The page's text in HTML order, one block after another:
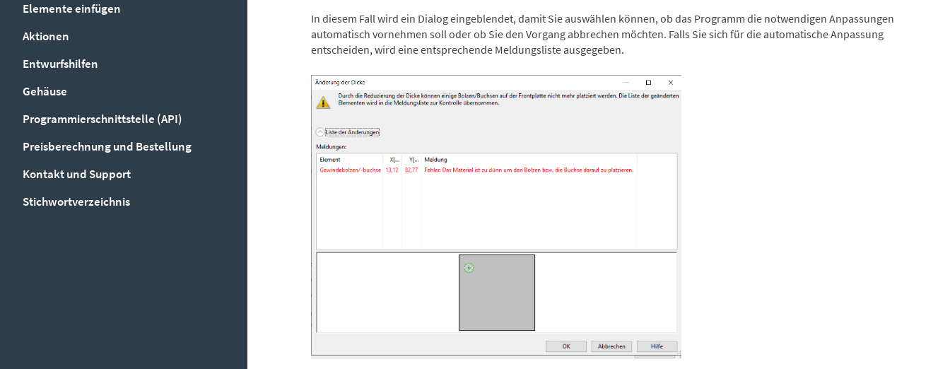
In diesem Fall wird ein Dialog eingeblendet, damit Sie auswählen können, ob das Programm die notwendigen Anpassungen
automatisch vornehmen soll oder ob Sie den Vorgang abbrechen möchten. Falls Sie sich für die automatische Anpassung
entscheiden, wird eine entsprechende Meldungsliste ausgegeben.
Elemente einfügen
Aktionen
Entwurfshilfen
Gehäuse
Programmierschnittstelle (API)
Preisberechnung und Bestellung
Kontakt und Support
Stichwortverzeichnis